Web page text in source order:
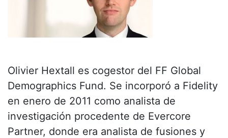
Olivier Hextall es cogestor del FF Global
Demographics Fund. Se incorporó a Fidelity
en enero de 2011 como analista de
investigación procedente de Evercore
Partner, donde era analista de fusiones y